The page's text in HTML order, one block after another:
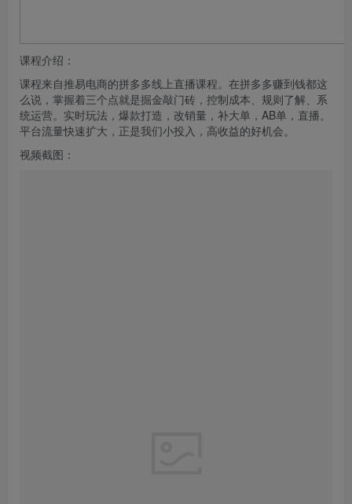
课程介绍：
课程来自推易电商的拼多多线上直播课程。在拼多多赚到钱都这
么说，掌握着三个点就是掘金敲门砖，控制成本、规则了解、系
统运营。实时玩法 ，爆款打造，改销量，补大单，AB单，直播。
平台流量快速扩大，正是我们小投入，高收益的好机会。
视频截图：